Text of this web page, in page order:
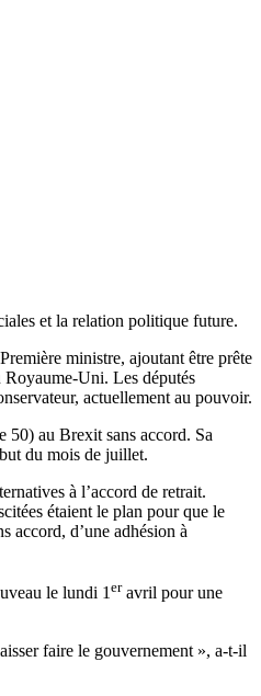
et la relation politique future.
ministre, ajoutant être prête
Royaume-Uni. Les députés
actuellement au pouvoir.
50) au Brexit sans accord. Sa
du mois de juillet.
à l’accord de retrait.
étaient le plan pour que le
accord, d’une adhésion à
le lundi 1eravril pour une
faire le gouvernement », a-t-il